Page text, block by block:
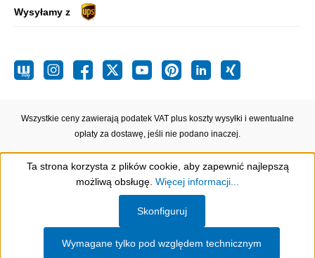
Wysyłamy z
Wszystkie ceny zawierają podatek VAT plus koszty wysyłki i ewentualne
opłaty za dostawę, jeśli nie podano inaczej.
Ta strona korzysta z plików cookie, aby zapewnić najlepszą
możliwą obsługę. Więcej informacji...
Wymagane tylko pod względem technicznym
Skonfiguruj